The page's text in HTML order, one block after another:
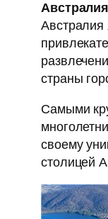
Австралия
страны
Самыми
своему
столицей